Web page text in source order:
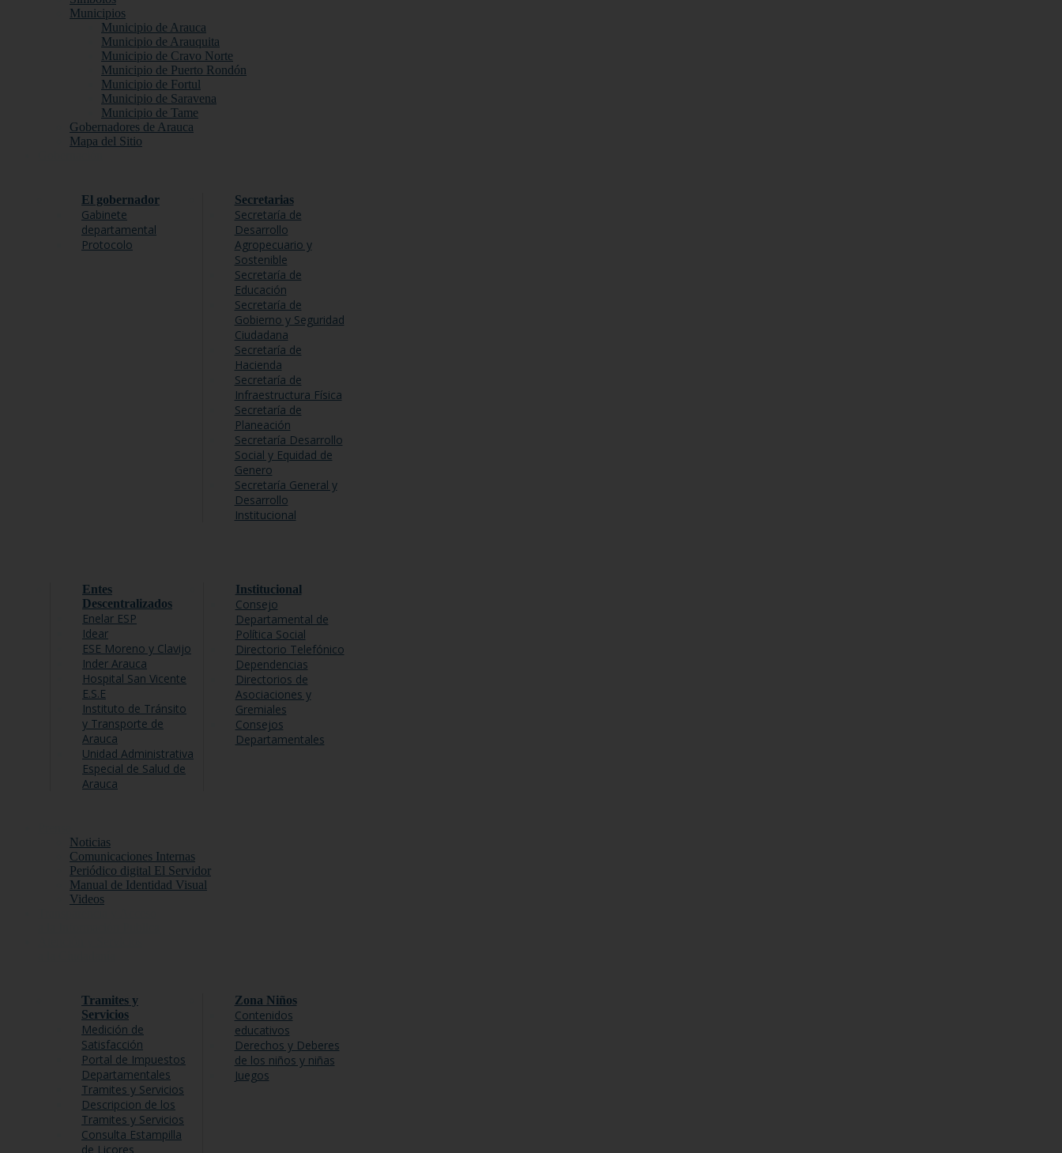
Municipios
Municipio de Arauca
Municipio de Arauquita
Municipio de Cravo Norte
Municipio de Puerto Rondón
Municipio de Fortul
Municipio de Saravena
Municipio de Tame
Gobernadores de Arauca
Mapa del Sitio
El gobernador
Gabinete
departamental
Protocolo
Secretarias
Secretaría de
Desarrollo
Agropecuario y
Sostenible
Secretaría de
Educación
Secretaría de
Gobierno y Seguridad
Ciudadana
Secretaría de
Hacienda
Secretaría de
Infraestructura Física
Secretaría de
Planeación
Secretaría Desarrollo
Social y Equidad de
Genero
Secretaría General y
Desarrollo
Institucional
Entes
Descentralizados
Enelar ESP
Idear
ESE Moreno y Clavijo
Inder Arauca
Hospital San Vicente
E.S.E
Instituto de Tránsito
y Transporte de
Arauca
Unidad Administrativa
Especial de Salud de
Arauca
Institucional
Consejo
Departamental de
Política Social
Directorio Telefónico
Dependencias
Directorios de
Asociaciones y
Gremiales
Consejos
Departamentales
Noticias
Comunicaciones Internas
Periódico digital El Servidor
Manual de Identidad Visual
Videos
Tramites y
Servicios
Medición de
Satisfacción
Portal de Impuestos
Departamentales
Tramites y Servicios
Descripcion de los
Tramites y Servicios
Consulta Estampilla
de Licores
Zona Niños
Contenidos
educativos
Derechos y Deberes
de los niños y niñas
Juegos